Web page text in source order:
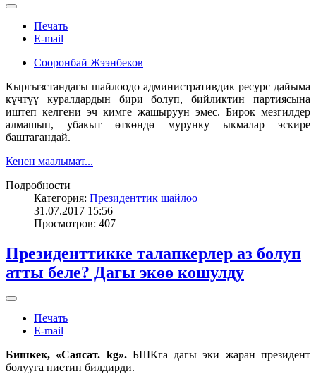
Печать
E-mail
Сооронбай Жээнбеков
Кыргызстандагы шайлоодо административдик ресурс дайыма
күчтүү куралдардын бири болуп, бийликтин партиясына
иштеп келгени эч кимге жашыруун эмес. Бирок мезгилдер
алмашып, убакыт өткөндө мурунку ыкмалар эскире
баштагандай.
Кенен маалымат...
Подробности
Категория: Президенттик шайлоо
31.07.2017 15:56
Просмотров: 407
Президенттикке талапкерлер аз болуп
атты беле? Дагы экөө кошулду
Печать
E-mail
Бишкек, «Саясат. kg».БШКга дагы эки жаран президент
болууга ниетин билдирди.